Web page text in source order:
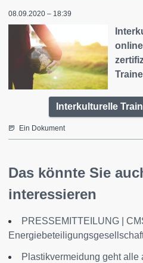
08.09.2020 – 18:39
Interkulturelle
Ein Dokument
Das könnte Sie
interessieren
PRESSEMITTEILUNG |
Plastikvermeidung geht alle